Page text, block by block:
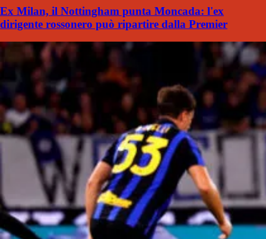
Ex Milan, il Nottingham punta Moncada: l'ex
dirigente rossonero può ripartire dalla Premier